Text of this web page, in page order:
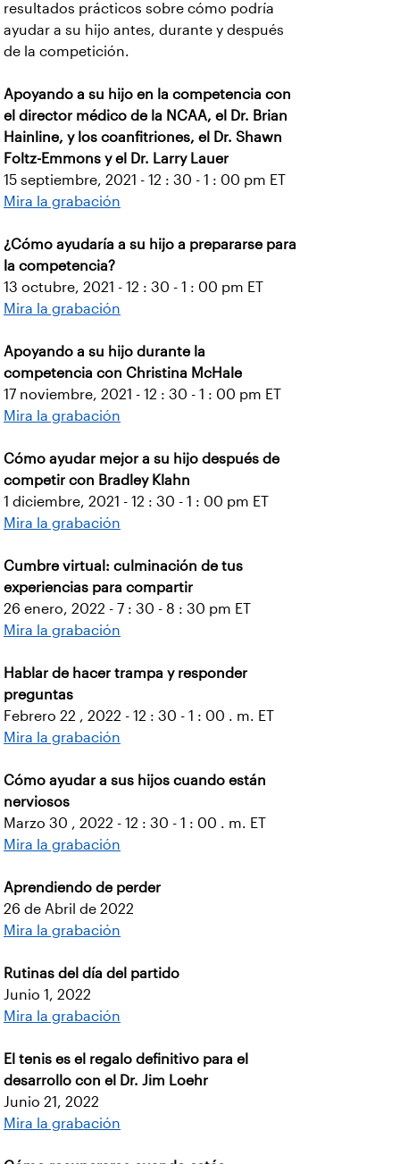
resultados prácticos sobre cómo podría
ayudar a su hijo antes, durante y después
de la competición.
Apoyando a su hijo en la competencia con
el director médico de la NCAA, el Dr. Brian
Hainline, y los coanfitriones, el Dr. Shawn
Foltz-Emmons y el Dr. Larry Lauer
15 septiembre, 2021 - 12 : 30 - 1 : 00 pm ET
Mira la grabación
¿Cómo ayudaría a su hijo a prepararse para
la competencia?
13 octubre, 2021 - 12 : 30 - 1 : 00 pm ET
Mira la grabación
Apoyando a su hijo durante la
competencia con Christina McHale
17 noviembre, 2021 - 12 : 30 - 1 : 00 pm ET
Mira la grabación
Cómo ayudar mejor a su hijo después de
competir con Bradley Klahn
1 diciembre, 2021 - 12 : 30 - 1 : 00 pm ET
Mira la grabación
Cumbre virtual: culminación de tus
experiencias para compartir
26 enero, 2022 - 7 : 30 - 8 : 30 pm ET
Mira la grabación
Hablar de hacer trampa y responder
preguntas
Febrero 22 , 2022 - 12 : 30 - 1 : 00 . m. ET
Mira la grabación
Cómo ayudar a sus hijos cuando están
nerviosos
Marzo 30 , 2022 - 12 : 30 - 1 : 00 . m. ET
Mira la grabación
Aprendiendo de perder
26 de Abril de 2022
Mira la grabación
Rutinas del día del partido
Junio 1, 2022
Mira la grabación
El tenis es el regalo definitivo para el
desarrollo con el Dr. Jim Loehr
Junio 21, 2022
Mira la grabación